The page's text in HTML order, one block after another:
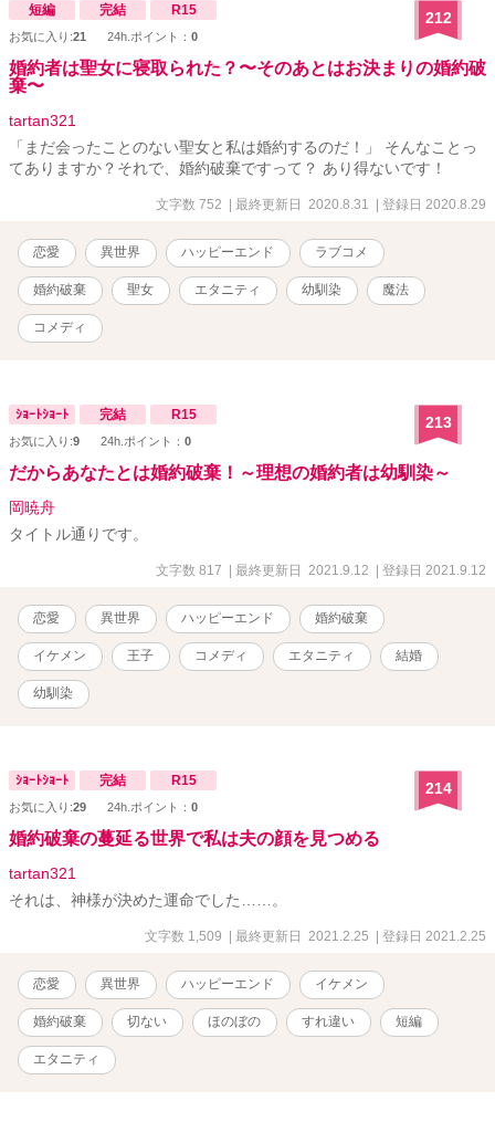
短編 完結 R15
お気に入り:21 24h.ポイント： 0
212
婚約者は聖女に寝取られた？〜そのあとはお決まりの婚約破
棄〜
tartan321
「まだ会ったことのない聖女と私は婚約するのだ！」 そんなことっ
てありますか？それで、婚約破棄ですって？ あり得ないです！
文字数 752 | 最終更新日 2020.8.31 | 登録日 2020.8.29
恋愛 異世界 ハッピーエンド ラブコメ
婚約破棄 聖女 エタニティ 幼馴染 魔法
コメディ
ｼｮｰﾄｼｮｰﾄ 完結 R15
お気に入り:9 24h.ポイント： 0
213
だからあなたとは婚約破棄！～理想の婚約者は幼馴染～
岡暁舟
タイトル通りです。
文字数 817 | 最終更新日 2021.9.12 | 登録日 2021.9.12
恋愛 異世界 ハッピーエンド 婚約破棄
イケメン 王子 コメディ エタニティ 結婚
幼馴染
ｼｮｰﾄｼｮｰﾄ 完結 R15
お気に入り:29 24h.ポイント： 0
214
婚約破棄の蔓延る世界で私は夫の顔を見つめる
tartan321
それは、神様が決めた運命でした……。
文字数 1,509 | 最終更新日 2021.2.25 | 登録日 2021.2.25
恋愛 異世界 ハッピーエンド イケメン
婚約破棄 切ない ほのぼの すれ違い 短編
エタニティ